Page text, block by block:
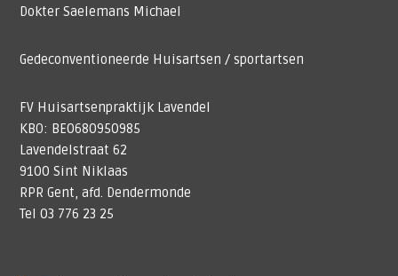
Dokter Saelemans Michael
Gedeconventioneerde Huisartsen / sportartsen
FV Huisartsenpraktijk Lavendel
KBO: BE0680950985
Lavendelstraat 62
9100 Sint Niklaas
RPR Gent, afd. Dendermonde
Tel 03 776 23 25